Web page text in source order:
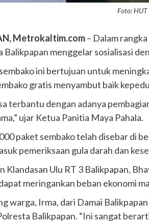
Foto:
Metrokaltim.com– Dalam
Balikpapan menggelar sosialisasi
ini bertujuan untuk
gratis menyambut baik
terbantu dengan adanya
ujar Ketua Panitia Maya Pahala.
paket sembako telah disebar di
pemeriksaan gula darah dan
Klandasan Ulu RT 3 Balikpapan,
meringankan beban ekonomi
warga, Irma, dari Damai
Balikpapan. “Ini sangat